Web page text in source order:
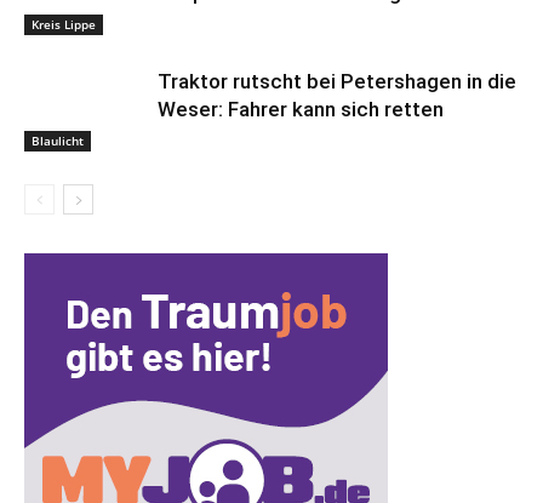
Kreis Lippe
Blaulicht
Traktor rutscht bei Petershagen in die
Weser: Fahrer kann sich retten